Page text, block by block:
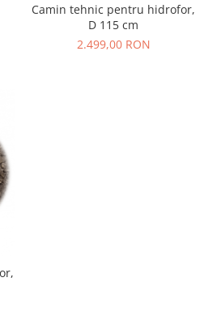
Camin tehnic pentru hidrofor,
D 115 cm
2.499,00 RON